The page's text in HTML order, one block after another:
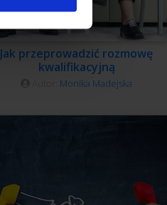
Jak przeprowadzić rozmowę
kwalifikacyjną
Monika Madejska